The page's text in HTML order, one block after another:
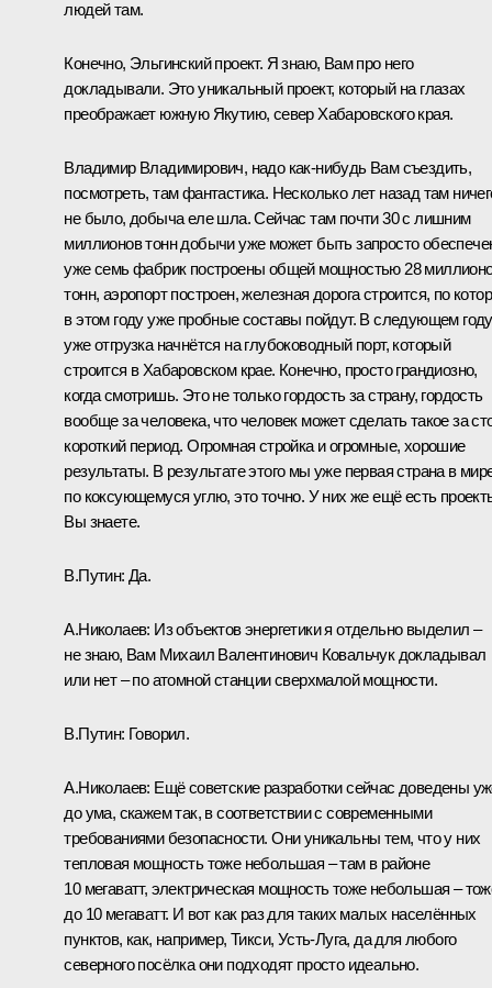
людей там.
Конечно, Эльгинский проект. Я знаю, Вам про него
докладывали. Это уникальный проект, который на глазах
преображает южную Якутию, север Хабаровского края.
Владимир Владимирович, надо как-нибудь Вам съездить,
посмотреть, там фантастика. Несколько лет назад там
не было, добыча еле шла. Сейчас там почти 30 с лишним
миллионов тонн добычи уже может быть запросто
уже семь фабрик построены общей мощностью 28
тонн, аэропорт построен, железная дорога строится, по
в этом году уже пробные составы пойдут. В следующем году
уже отгрузка начнётся на глубоководный порт, который
строится в Хабаровском крае. Конечно, просто грандиозно,
когда смотришь. Это не только гордость за страну, гордость
вообще за человека, что человек может сделать такое за
короткий период. Огромная стройка и огромные, хорошие
результаты. В результате этого мы уже первая страна в
по коксующемуся углю, это точно. У них же ещё есть
Вы знаете.
В.Путин: Да.
А.Николаев: Из объектов энергетики я отдельно выделил –
не знаю, Вам Михаил Валентинович Ковальчук докладывал
или нет – по атомной станции сверхмалой мощности.
В.Путин: Говорил.
А.Николаев: Ещё советские разработки сейчас доведены
до ума, скажем так, в соответствии с современными
требованиями безопасности. Они уникальны тем, что у них
тепловая мощность тоже небольшая – там в районе
10 мегаватт, электрическая мощность тоже небольшая –
до 10 мегаватт. И вот как раз для таких малых населённых
пунктов, как, например, Тикси, Усть-Луга, да для любого
северного посёлка они подходят просто идеально.